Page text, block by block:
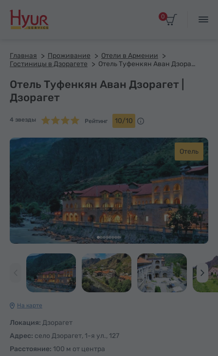
0
Главная Проживание
Отели в Армении
Гостиницы в Дзорагете
Отель Туфенкян Аван Дзорагет
Отель Туфенкян Аван Дзорагет |
Дзорагет
4 звезды Рейтинг 10/10
Отель
На карте
Локация: Дзорагет
Адрес: село Дзорагет, 1-я ул., 127
Расстояние: 100 м от центра